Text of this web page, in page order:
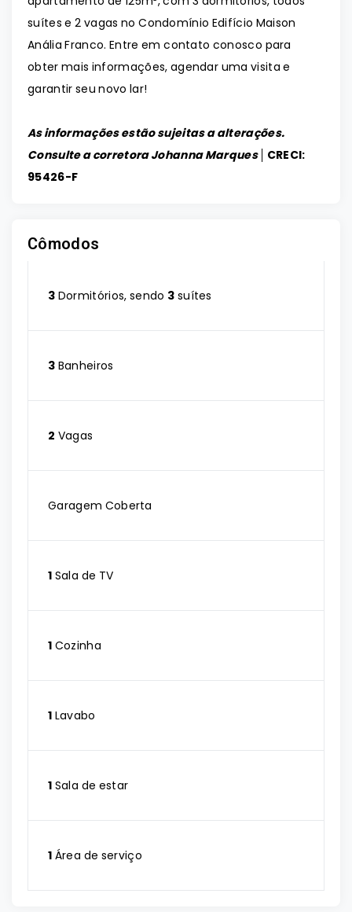
suítes e 2 vagas no Condomínio Edifício Maison
Anália Franco. Entre em contato conosco para
obter mais informações, agendar uma visita e
garantir seu novo lar!
As informações estão sujeitas a alterações.
Consulte a corretora Johanna Marques │ CRECI:
95426-F
Cômodos
3 Dormitórios, sendo 3 suítes
3 Banheiros
2 Vagas
Garagem Coberta
1 Sala de TV
1 Cozinha
1 Lavabo
1 Sala de estar
1 Área de serviço